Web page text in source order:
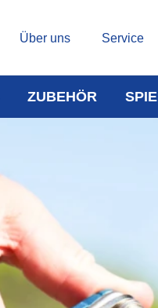
Über uns Service
ZUBEHÖR